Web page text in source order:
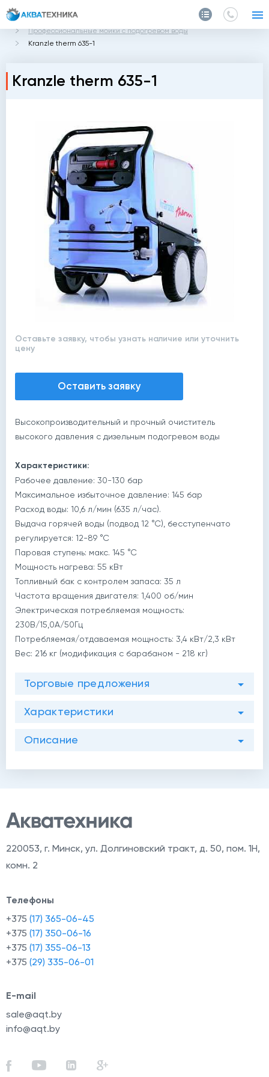
Главная Каталог
Мойки высокого давления Kranzle
Профессиональные мойки с подогревом воды
Kranzle therm 635-1
Kranzle therm 635-1
Оставьте заявку, чтобы узнать наличие или уточнить
цену
Оставить заявку
Высокопроизводительный и прочный очиститель
высокого давления с дизельным подогревом воды
Характеристики:
Рабочее давление: 30-130 бар
Максимальное избыточное давление: 145 бар
Расход воды: 10,6 л/мин (635 л/час).
Выдача горячей воды (подвод 12 °С), бесступенчато
регулируется: 12-89 °С
Паровая ступень: макс. 145 °С
Мощность нагрева: 55 кВт
Топливный бак с контролем запаса: 35 л
Частота вращения двигателя: 1,400 об/мин
Электрическая потребляемая мощность:
230В/15,0А/50Гц
Потребляемая/отдаваемая мощность: 3,4 кВт/2,3 кВт
Вес: 216 кг (модификация с барабаном - 218 кг)
Торговые предложения
Характеристики
Описание
220053, г. Минск, ул. Долгиновский тракт, д. 50, пом. 1Н,
комн. 2
Телефоны
+375 (17) 365-06-45
+375 (17) 350-06-16
+375 (17) 355-06-13
+375 (29) 335-06-01
E-mail
sale@aqt.by
info@aqt.by